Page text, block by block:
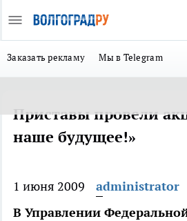
Заказать рекламу Мы в Telegram
Приставы провели
наше будущее!»
1 июня 2009
administrator
В Управлении